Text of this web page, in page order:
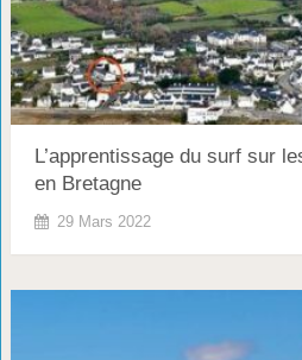
L’apprentissage du surf sur
en Bretagne
29 Mars 2022